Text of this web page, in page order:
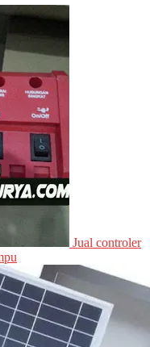
Jual controler